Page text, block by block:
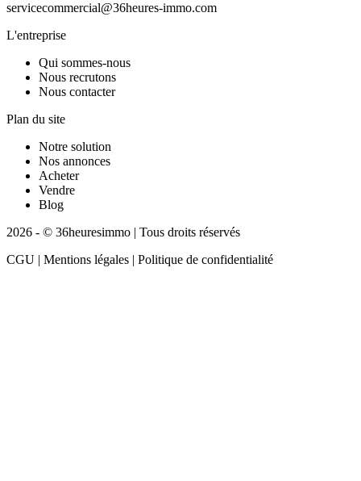
servicecommercial@36heures-immo.com
L'entreprise
Qui sommes-nous
Nous recrutons
Nous contacter
Plan du site
Notre solution
Nos annonces
Acheter
Vendre
Blog
2026 - © 36heuresimmo | Tous droits réservés
CGU | Mentions légales | Politique de confidentialité